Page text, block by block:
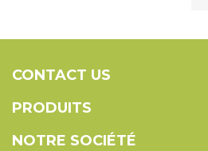
CONTACT US
PRODUITS
NOTRE SOCIÉTÉ